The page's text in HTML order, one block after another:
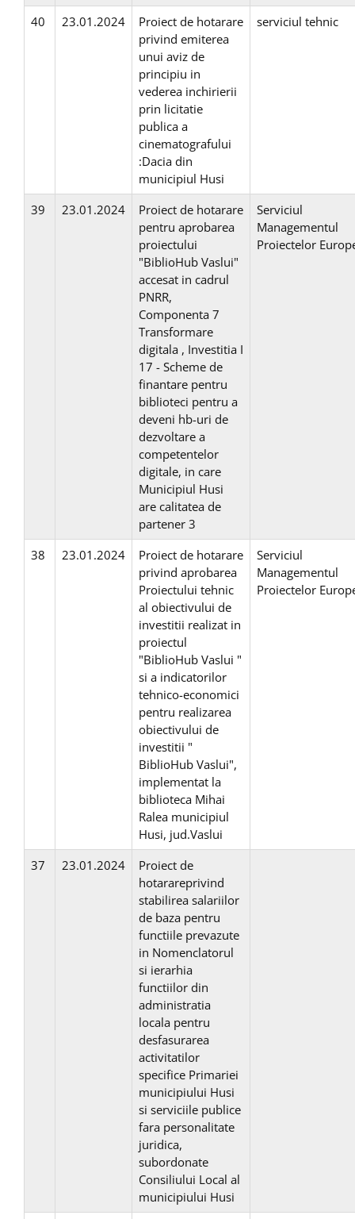
40 23.01.2024
Proiect de hotarare
privind emiterea
unui aviz de
principiu in
vederea inchirierii
prin licitatie
publica a
cinematografului
:Dacia din
municipiul Husi
serviciul tehnic
39 23.01.2024
Proiect de hotarare
pentru aprobarea
proiectului
"BiblioHub Vaslui"
accesat in cadrul
PNRR,
Componenta 7
Transformare
digitala , Investitia I
17 - Scheme de
finantare pentru
biblioteci pentru a
deveni hb-uri de
dezvoltare a
competentelor
digitale, in care
Municipiul Husi
are calitatea de
partener 3
Serviciul
Managementul
Proiectelor
38 23.01.2024
Proiect de hotarare
privind aprobarea
Proiectului tehnic
al obiectivului de
investitii realizat in
proiectul
"BiblioHub Vaslui "
si a indicatorilor
tehnico-economici
pentru realizarea
obiectivului de
investitii "
BiblioHub Vaslui",
implementat la
biblioteca Mihai
Ralea municipiul
Husi, jud.Vaslui
Serviciul
Managementul
Proiectelor
37 23.01.2024
Proiect de
hotarareprivind
stabilirea salariilor
de baza pentru
functiile prevazute
in Nomenclatorul
si ierarhia
functiilor din
administratia
locala pentru
desfasurarea
activitatilor
specifice Primariei
municipiului Husi
si serviciile publice
fara personalitate
juridica,
subordonate
Consiliului Local al
municipiului Husi